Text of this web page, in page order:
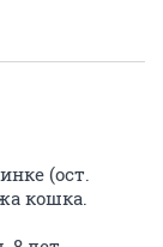
(ост.
кошка.